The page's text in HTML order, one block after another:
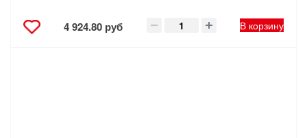
4 924.80 руб В корзину